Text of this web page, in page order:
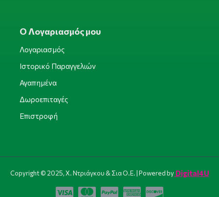
Ο Λογαριασμός μου
Λογαριασμός
Ιστορικό Παραγγελιών
Αγαπημένα
Δωροεπιταγές
Επιστροφή
Copyright © 2025, Χ. Ντριάγκου & Σια Ο.Ε. | Powered byDigital4U